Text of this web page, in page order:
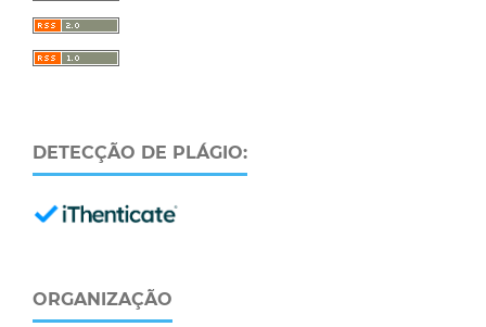
DETECÇÃO DE PLÁGIO:
ORGANIZAÇÃO